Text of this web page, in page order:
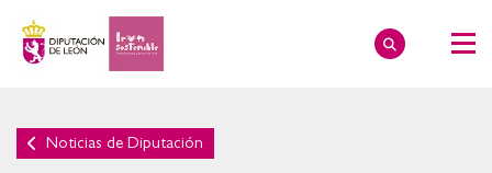
Noticias de Diputación